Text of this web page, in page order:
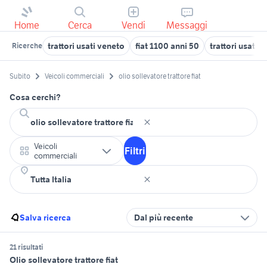
Home Cerca Vendi Messaggi
Ricerche trattori usati veneto fiat 1100 anni 50 trattori usati
Subito Veicoli commerciali olio sollevatore trattore fiat
Cosa cerchi?
Veicoli
commerciali
Filtri
Salva ricerca Dal più recente
21 risultati
Olio sollevatore trattore fiat